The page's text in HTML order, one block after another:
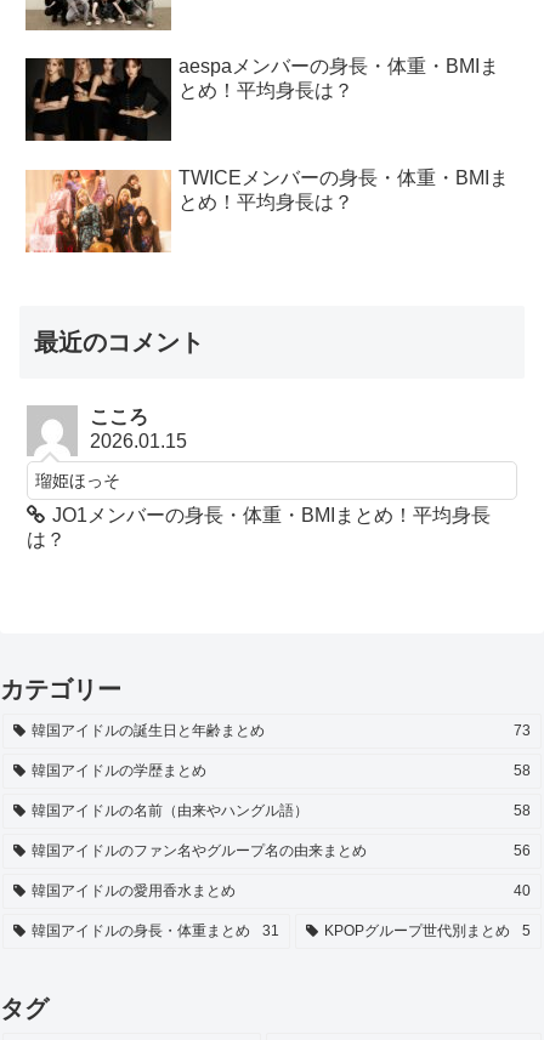
aespaメンバーの身長・体重・BMIま
とめ！平均身長は？
TWICEメンバーの身長・体重・BMIま
とめ！平均身長は？
最近のコメント
こころ
2026.01.15
瑠姫ほっそ
JO1メンバーの身長・体重・BMIまとめ！平均身長
は？
カテゴリー
韓国アイドルの誕生日と年齢まとめ 73
韓国アイドルの学歴まとめ 58
韓国アイドルの名前（由来やハングル語） 58
韓国アイドルのファン名やグループ名の由来まとめ 56
韓国アイドルの愛用香水まとめ 40
韓国アイドルの身長・体重まとめ 31 KPOPグループ世代別まとめ 5
タグ